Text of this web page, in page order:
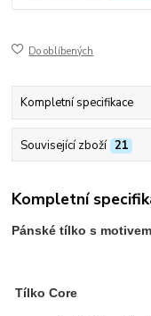
Do oblíbených
Kompletní specifikace
Související zboží 21
Kompletní
Pánské tílko s
Tílko Core